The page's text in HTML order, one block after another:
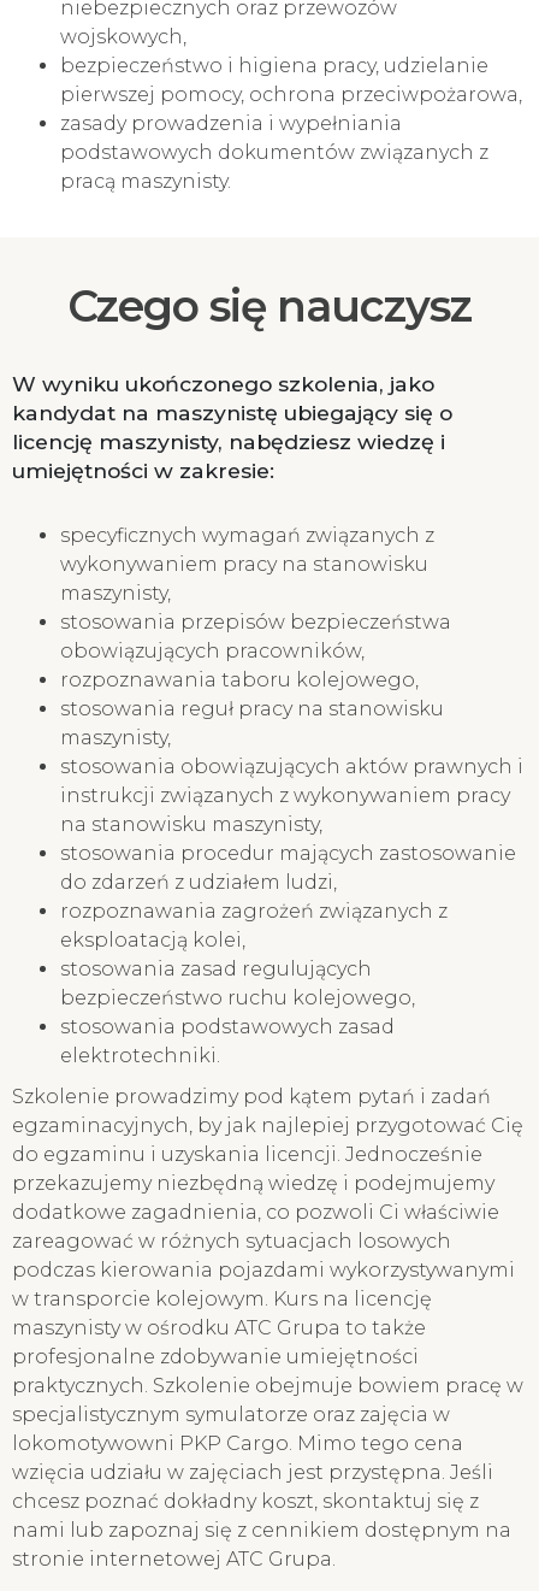
niebezpiecznych oraz przewozów
wojskowych,
bezpieczeństwo i higiena pracy, udzielanie
pierwszej pomocy, ochrona przeciwpożarowa,
zasady prowadzenia i wypełniania
podstawowych dokumentów związanych z
pracą maszynisty.
Czego się nauczysz
W wyniku ukończonego szkolenia, jako
kandydat na maszynistę ubiegający się o
licencję maszynisty, nabędziesz wiedzę i
umiejętności w zakresie:
specyficznych wymagań związanych z
wykonywaniem pracy na stanowisku
maszynisty,
stosowania przepisów bezpieczeństwa
obowiązujących pracowników,
rozpoznawania taboru kolejowego,
stosowania reguł pracy na stanowisku
maszynisty,
stosowania obowiązujących aktów prawnych i
instrukcji związanych z wykonywaniem pracy
na stanowisku maszynisty,
stosowania procedur mających zastosowanie
do zdarzeń z udziałem ludzi,
rozpoznawania zagrożeń związanych z
eksploatacją kolei,
stosowania zasad regulujących
bezpieczeństwo ruchu kolejowego,
stosowania podstawowych zasad
elektrotechniki.
Szkolenie prowadzimy pod kątem pytań i zadań
egzaminacyjnych, by jak najlepiej przygotować Cię
do egzaminu i uzyskania licencji. Jednocześnie
przekazujemy niezbędną wiedzę i podejmujemy
dodatkowe zagadnienia, co pozwoli Ci właściwie
zareagować w różnych sytuacjach losowych
podczas kierowania pojazdami wykorzystywanymi
w transporcie kolejowym. Kurs na licencję
maszynisty w ośrodku ATC Grupa to także
profesjonalne zdobywanie umiejętności
praktycznych. Szkolenie obejmuje bowiem pracę w
specjalistycznym symulatorze oraz zajęcia w
lokomotywowni PKP Cargo. Mimo tego cena
wzięcia udziału w zajęciach jest przystępna. Jeśli
chcesz poznać dokładny koszt, skontaktuj się z
nami lub zapoznaj się z cennikiem dostępnym na
stronie internetowej ATC Grupa.